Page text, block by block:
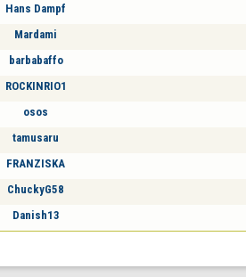
Hans Dampf
Mardami
barbabaffo
ROCKINRIO1
osos
tamusaru
FRANZISKA
ChuckyG58
Danish13